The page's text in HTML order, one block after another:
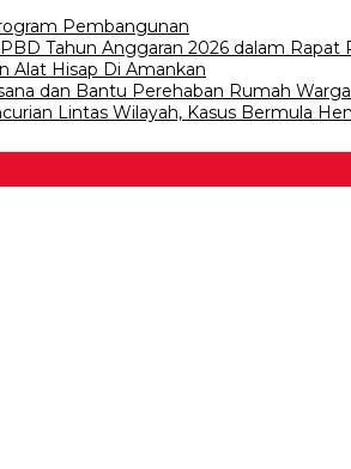
Pembangunan
Tahun Anggaran 2026 dalam Rapat
Alat Hisap Di Amankan
dan Bantu Perehaban Rumah Warga
Lintas Wilayah, Kasus Bermula